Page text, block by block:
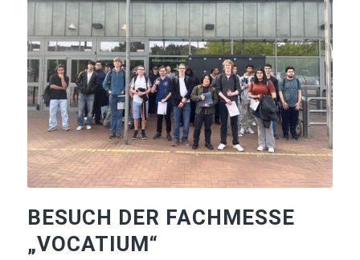
BESUCH DER FACHMESSE
„VOCATIUM“